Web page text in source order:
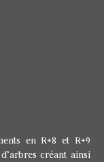
en R+8 et R+9
créant ainsi